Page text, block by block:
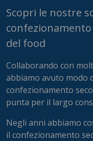
Scopri le nostre
del food
Collaborando con
abbiamo avuto modo
confezionamento
punta per il largo
Negli anni abbiamo
il confezionamento